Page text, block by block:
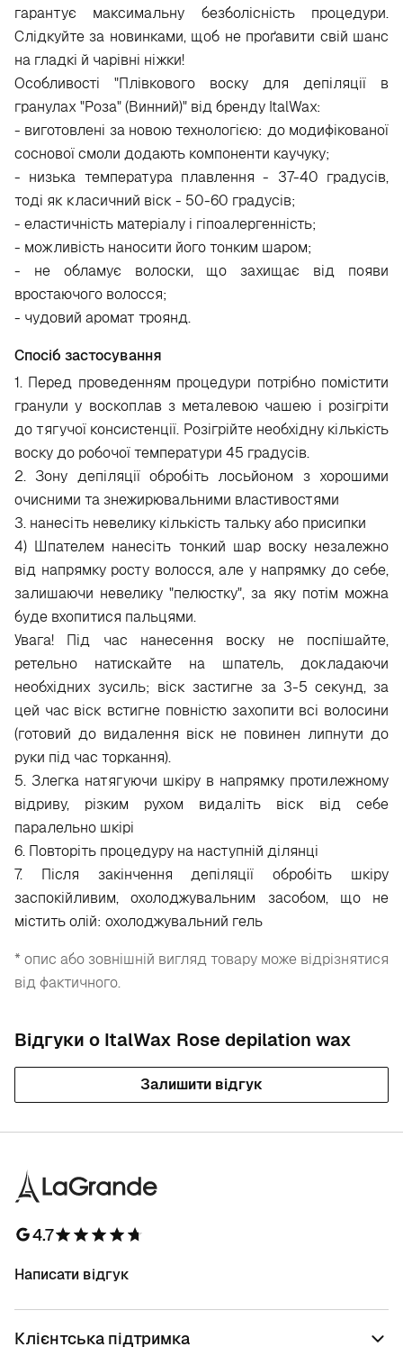
гарантує максимальну безболісність процедури.
Слідкуйте за новинками, щоб не проґавити свій шанс
на гладкі й чарівні ніжки!
Особливості "Плівкового воску для депіляції в
гранулах "Роза" (Винний)" від бренду ItalWax:
- виготовлені за новою технологією: до модифікованої
соснової смоли додають компоненти каучуку;
- низька температура плавлення - 37-40 градусів,
тоді як класичний віск - 50-60 градусів;
- еластичність матеріалу і гіпоалергенність;
- можливість наносити його тонким шаром;
- не обламує волоски, що захищає від появи
вростаючого волосся;
- чудовий аромат троянд.
Спосіб застосування
1. Перед проведенням процедури потрібно помістити
гранули у воскоплав з металевою чашею і розігріти
до тягучої консистенції. Розігрійте необхідну кількість
воску до робочої температури 45 градусів.
2. Зону депіляції обробіть лосьйоном з хорошими
очисними та знежирювальними властивостями
3. нанесіть невелику кількість тальку або присипки
4) Шпателем нанесіть тонкий шар воску незалежно
від напрямку росту волосся, але у напрямку до себе,
залишаючи невелику "пелюстку", за яку потім можна
буде вхопитися пальцями.
Увага! Під час нанесення воску не поспішайте,
ретельно натискайте на шпатель, докладаючи
необхідних зусиль; віск застигне за 3-5 секунд, за
цей час віск встигне повністю захопити всі волосини
(готовий до видалення віск не повинен липнути до
руки під час торкання).
5. Злегка натягуючи шкіру в напрямку протилежному
відриву, різким рухом видаліть віск від себе
паралельно шкірі
6. Повторіть процедуру на наступній ділянці
7. Після закінчення депіляції обробіть шкіру
заспокійливим, охолоджувальним засобом, що не
містить олій: охолоджувальний гель
* опис або зовнішній вигляд товару може відрізнятися
від фактичного.
Відгуки о ItalWax Rose depilation wax
Залишити відгук
4.7
Написати відгук
Клієнтська підтримка